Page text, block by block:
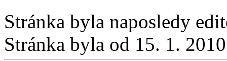
Stránka byla naposledy
Stránka byla od 15. 1.